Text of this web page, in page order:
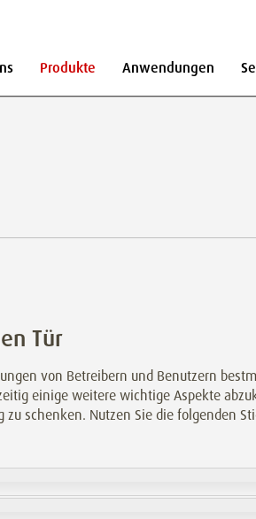
Produkte Anwendungen
Tür
von Betreibern und Benutzern
einige weitere wichtige Aspekte
zu schenken. Nutzen Sie die folgenden